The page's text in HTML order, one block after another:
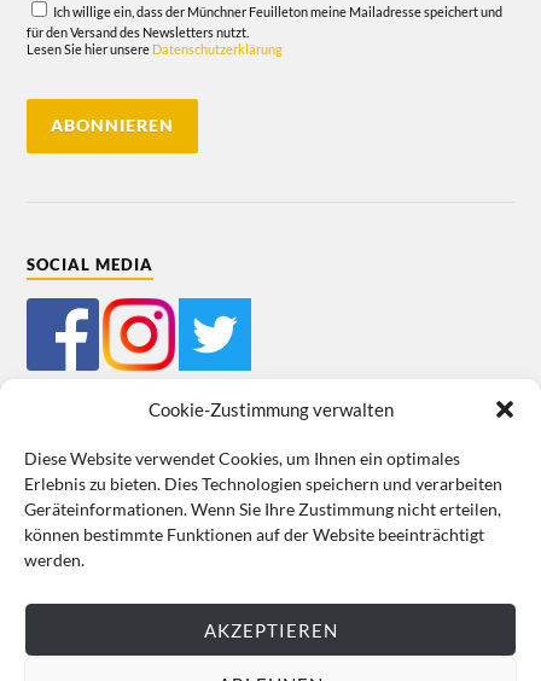
Cookie-Zustimmung verwalten
Diese Website verwendet Cookies, um Ihnen ein optimales
Erlebnis zu bieten. Dies Technologien speichern und verarbeiten
Geräteinformationen. Wenn Sie Ihre Zustimmung nicht erteilen,
können bestimmte Funktionen auf der Website beeinträchtigt
werden.
AKZEPTIEREN
Ich willige ein, dass der Münchner Feuilleton meine Mailadresse speichert und
für den Versand des Newsletters nutzt.
Lesen Sie hier unsere Datenschutzerklärung
SOCIAL MEDIA
Mein Bestellkonto Kundeninformationen Datenschutz
Cookie-Richtlinie (EU) Impressum
VERTRAG WIDERRUFEN